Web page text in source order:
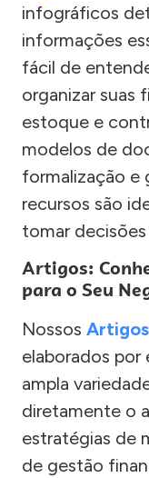
infográficos
informações
fácil de
organizar suas
estoque e
modelos de
formalização e
recursos são
tomar decisões
Artigos:
para o Seu
Nossos Artigos
elaborados por
ampla
diretamente o
estratégias de
de gestão